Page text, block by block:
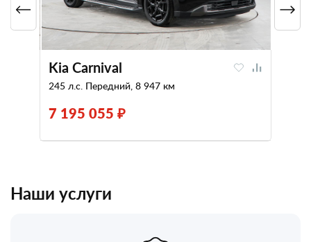
Kia Carnival
245 л.с. Передний, 8 947 км
7 195 055 ₽
Наши услуги